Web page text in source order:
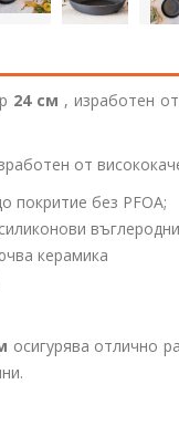
24 см , изработен
от
покритие без PFOA;
керамика
осигурява отлично